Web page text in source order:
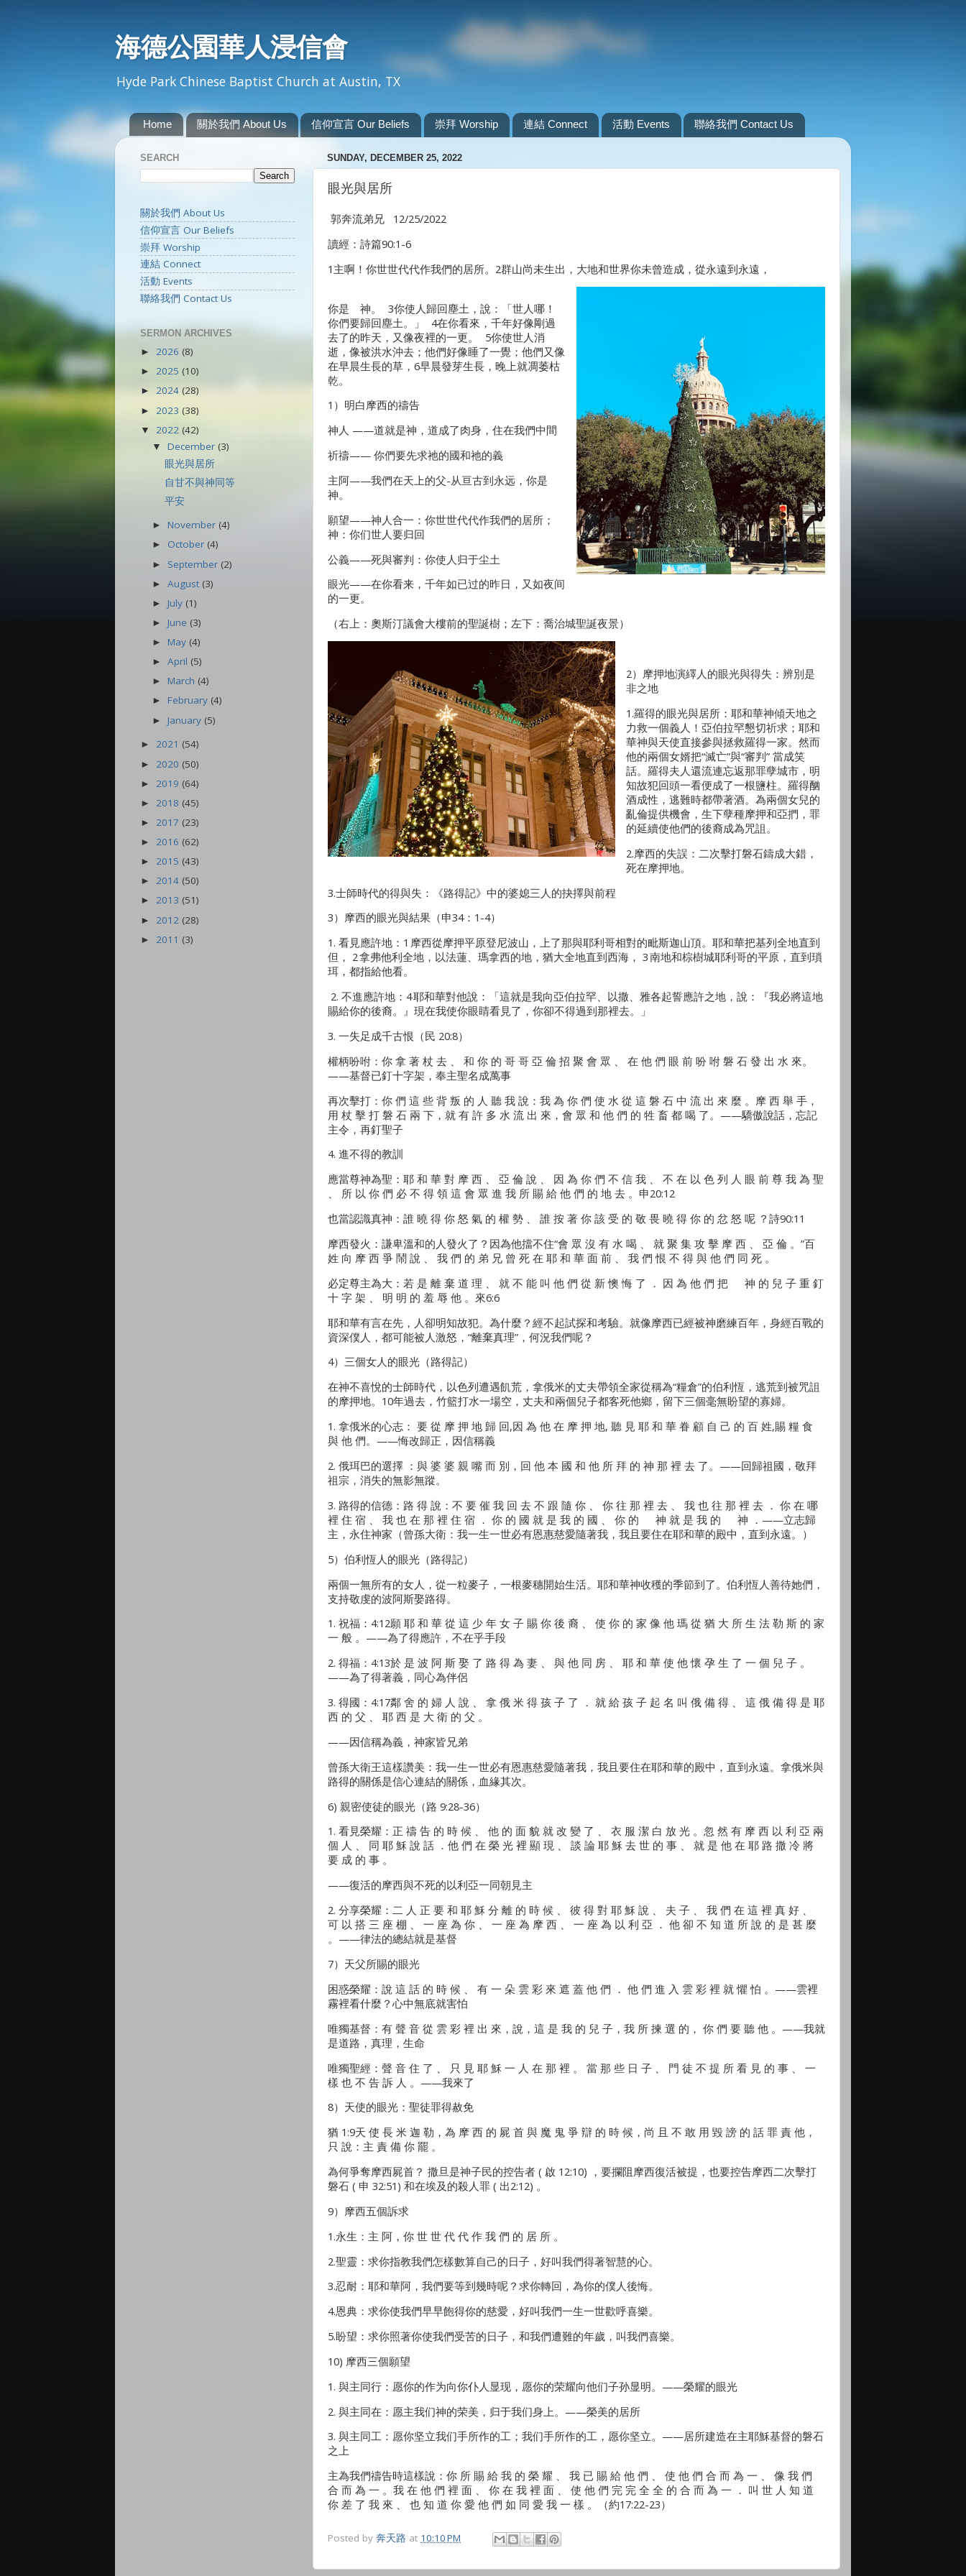
海德公園華人浸信會
Hyde Park Chinese Baptist Church at Austin, TX
Home 關於我們 About Us 信仰宣言 Our Beliefs 崇拜 Worship 連結 Connect 活動 Events 聯絡我們 Contact Us
SUNDAY, DECEMBER 25, 2022
眼光與居所
郭奔流弟兄 12/25/2022
讀經：詩篇90:1-6
1主啊！你世世代代作我們的居所。2群山尚未生出，大地和世界你未曾造成，從永遠到永遠，
你是 神。 3你使人歸回塵土，說：「世人哪！
你們要歸回塵土。」 4在你看來，千年好像剛過
去了的昨天，又像夜裡的一更。 5你使世人消
逝，像被洪水沖去；他們好像睡了一覺；他們又像
在早晨生長的草，6早晨發芽生長，晚上就凋萎枯
乾。
1）明白摩西的禱告
神人 ——道就是神，道成了肉身，住在我們中間
祈禱—— 你們要先求祂的國和祂的義
主阿——我們在天上的父-从亘古到永远，你是
神。
願望——神人合一：你世世代代作我們的居所；
神：你们世人要归回
公義——死與審判：你使人归于尘土
眼光——在你看来，千年如已过的昨日，又如夜间
的一更。
（右上：奧斯汀議會大樓前的聖誕樹；左下：喬治城聖誕夜景）
2）摩押地演繹人的眼光與得失：辨別是
非之地
1.羅得的眼光與居所：耶和華神傾天地之
力救一個義人！亞伯拉罕懇切祈求；耶和
華神與天使直接參與拯救羅得一家。然而
他的兩個女婿把“滅亡”與“審判” 當成笑
話。羅得夫人還流連忘返那罪孽城市，明
知故犯回頭一看便成了一根鹽柱。羅得酗
酒成性，逃難時都帶著酒。為兩個女兒的
亂倫提供機會，生下孽種摩押和亞捫，罪
的延續使他們的後裔成為咒詛。
2.摩西的失誤：二次擊打磐石鑄成大錯，
死在摩押地。
3.士師時代的得與失：《路得記》中的婆媳三人的抉擇與前程
3）摩西的眼光與結果（申34：1-4）
1. 看見應許地：1 摩西從摩押平原登尼波山，上了那與耶利哥相對的毗斯迦山頂。耶和華把基列全地直到
但， 2 拿弗他利全地，以法蓮、瑪拿西的地，猶大全地直到西海， 3 南地和棕樹城耶利哥的平原，直到瑣
珥，都指給他看。
2. 不進應許地：4 耶和華對他說：「這就是我向亞伯拉罕、以撒、雅各起誓應許之地，說：『我必將這地
賜給你的後裔。』現在我使你眼睛看見了，你卻不得過到那裡去。」
3. 一失足成千古恨（民 20:8）
權柄吩咐：你 拿 著 杖 去 、 和 你 的 哥 哥 亞 倫 招 聚 會 眾 、 在 他 們 眼 前 吩 咐 磐 石 發 出 水 來。
——基督已釘十字架，奉主聖名成萬事
再次擊打：你 們 這 些 背 叛 的 人 聽 我 說：我 為 你 們 使 水 從 這 磐 石 中 流 出 來 麼 。摩 西 舉 手，
用 杖 擊 打 磐 石 兩 下，就 有 許 多 水 流 出 來，會 眾 和 他 們 的 牲 畜 都 喝 了。——驕傲說話，忘記
主令，再釘聖子
4. 進不得的教訓
應當尊神為聖：耶 和 華 對 摩 西 、 亞 倫 說 、 因 為 你 們 不 信 我 、 不 在 以 色 列 人 眼 前 尊 我 為 聖
、 所 以 你 們 必 不 得 領 這 會 眾 進 我 所 賜 給 他 們 的 地 去 。申20:12
也當認識真神：誰 曉 得 你 怒 氣 的 權 勢 、 誰 按 著 你 該 受 的 敬 畏 曉 得 你 的 忿 怒 呢 ？詩90:11
摩西發火：謙卑溫和的人發火了？因為他擋不住“會 眾 沒 有 水 喝 、 就 聚 集 攻 擊 摩 西 、 亞 倫 。”百
姓 向 摩 西 爭 鬧 說 、 我 們 的 弟 兄 曾 死 在 耶 和 華 面 前 、 我 們 恨 不 得 與 他 們 同 死 。
必定尊主為大：若 是 離 棄 道 理 、 就 不 能 叫 他 們 從 新 懊 悔 了 ． 因 為 他 們 把 神 的 兒 子 重 釘
十 字 架 、 明 明 的 羞 辱 他 。來6:6
耶和華有言在先，人卻明知故犯。為什麼？經不起試探和考驗。就像摩西已經被神磨練百年，身經百戰的
資深僕人，都可能被人激怒，“離棄真理”，何況我們呢？
4）三個女人的眼光（路得記）
在神不喜悅的士師時代，以色列遭遇飢荒，拿俄米的丈夫帶領全家從稱為“糧倉”的伯利恆，逃荒到被咒詛
的摩押地。10年過去，竹籃打水一場空，丈夫和兩個兒子都客死他鄉，留下三個毫無盼望的寡婦。
1. 拿俄米的心志： 要 從 摩 押 地 歸 回,因 為 他 在 摩 押 地, 聽 見 耶 和 華 眷 顧 自 己 的 百 姓,賜 糧 食
與 他 們。——悔改歸正，因信稱義
2. 俄珥巴的選擇 ：與 婆 婆 親 嘴 而 別，回 他 本 國 和 他 所 拜 的 神 那 裡 去 了。——回歸祖國，敬拜
祖宗，消失的無影無蹤。
3. 路得的信德：路 得 說：不 要 催 我 回 去 不 跟 隨 你 、 你 往 那 裡 去 、 我 也 往 那 裡 去 ． 你 在 哪
裡 住 宿 、 我 也 在 那 裡 住 宿 ． 你 的 國 就 是 我 的 國 、 你 的 神 就 是 我 的 神 ．——立志歸
主，永住神家（曾孫大衛：我一生一世必有恩惠慈愛隨著我，我且要住在耶和華的殿中，直到永遠。）
5）伯利恆人的眼光（路得記）
兩個一無所有的女人，從一粒麥子，一根麥穗開始生活。耶和華神收穫的季節到了。伯利恆人善待她們，
支持敬虔的波阿斯娶路得。
1. 祝福：4:12願 耶 和 華 從 這 少 年 女 子 賜 你 後 裔 、 使 你 的 家 像 他 瑪 從 猶 大 所 生 法 勒 斯 的 家
一 般 。——為了得應許，不在乎手段
2. 得福：4:13於 是 波 阿 斯 娶 了 路 得 為 妻 、 與 他 同 房 、 耶 和 華 使 他 懷 孕 生 了 一 個 兒 子 。
——為了得著義，同心為伴侶
3. 得國：4:17鄰 舍 的 婦 人 說 、 拿 俄 米 得 孩 子 了 ． 就 給 孩 子 起 名 叫 俄 備 得 、 這 俄 備 得 是 耶
西 的 父 、 耶 西 是 大 衛 的 父 。
——因信稱為義，神家皆兄弟
曾孫大衛王這樣讚美：我一生一世必有恩惠慈愛隨著我，我且要住在耶和華的殿中，直到永遠。拿俄米與
路得的關係是信心連結的關係，血緣其次。
6) 親密使徒的眼光（路 9:28-36）
1. 看見榮耀：正 禱 告 的 時 候 、 他 的 面 貌 就 改 變 了 、 衣 服 潔 白 放 光 。忽 然 有 摩 西 以 利 亞 兩
個 人 、 同 耶 穌 說 話 ．他 們 在 榮 光 裡 顯 現 、 談 論 耶 穌 去 世 的 事 、 就 是 他 在 耶 路 撒 冷 將
要 成 的 事 。
——復活的摩西與不死的以利亞一同朝見主
2. 分享榮耀：二 人 正 要 和 耶 穌 分 離 的 時 候 、 彼 得 對 耶 穌 說 、 夫 子 、 我 們 在 這 裡 真 好 、
可 以 搭 三 座 棚 、 一 座 為 你 、 一 座 為 摩 西 、 一 座 為 以 利 亞 ． 他 卻 不 知 道 所 說 的 是 甚 麼
。——律法的總結就是基督
7）天父所賜的眼光
困惑榮耀：說 這 話 的 時 候 、 有 一 朵 雲 彩 來 遮 蓋 他 們 ． 他 們 進 入 雲 彩 裡 就 懼 怕 。——雲裡
霧裡看什麼？心中無底就害怕
唯獨基督：有 聲 音 從 雲 彩 裡 出 來，說，這 是 我 的 兒 子，我 所 揀 選 的， 你 們 要 聽 他 。——我就
是道路，真理，生命
唯獨聖經：聲 音 住 了 、 只 見 耶 穌 一 人 在 那 裡 。 當 那 些 日 子 、 門 徒 不 提 所 看 見 的 事 、 一
樣 也 不 告 訴 人 。——我來了
8）天使的眼光：聖徒罪得赦免
猶 1:9天 使 長 米 迦 勒，為 摩 西 的 屍 首 與 魔 鬼 爭 辯 的 時 候，尚 且 不 敢 用 毀 謗 的 話 罪 責 他，
只 說：主 責 備 你 罷 。
為何爭奪摩西屍首？ 撒旦是神子民的控告者 ( 啟 12:10) ，要攔阻摩西復活被提，也要控告摩西二次擊打
磐石 ( 申 32:51) 和在埃及的殺人罪 ( 出2:12) 。
9）摩西五個訴求
1.永生：主 阿，你 世 世 代 代 作 我 們 的 居 所 。
2.聖靈：求你指教我們怎樣數算自己的日子，好叫我們得著智慧的心。
3.忍耐：耶和華阿，我們要等到幾時呢？求你轉回，為你的僕人後悔。
4.恩典：求你使我們早早飽得你的慈愛，好叫我們一生一世歡呼喜樂。
5.盼望：求你照著你使我們受苦的日子，和我們遭難的年歲，叫我們喜樂。
10) 摩西三個願望
1. 與主同行：愿你的作为向你仆人显现，愿你的荣耀向他们子孙显明。——榮耀的眼光
2. 與主同在：愿主我们神的荣美，归于我们身上。——榮美的居所
3. 與主同工：愿你坚立我们手所作的工；我们手所作的工，愿你坚立。——居所建造在主耶穌基督的磐石
之上
主為我們禱告時這樣說：你 所 賜 給 我 的 榮 耀 、 我 已 賜 給 他 們 、 使 他 們 合 而 為 一 、 像 我 們
合 而 為 一 。我 在 他 們 裡 面 、 你 在 我 裡 面 、 使 他 們 完 完 全 全 的 合 而 為 一 ． 叫 世 人 知 道
你 差 了 我 來 、 也 知 道 你 愛 他 們 如 同 愛 我 一 樣 。（約17:22-23）
Posted by 奔天路 at 10:10 PM
SEARCH
關於我們 About Us
信仰宣言 Our Beliefs
崇拜 Worship
連結 Connect
活動 Events
聯絡我們 Contact Us
SERMON ARCHIVES
► 2026 (8)
► 2025 (10)
► 2024 (28)
► 2023 (38)
▼ 2022 (42)
▼December (3)
眼光與居所
自甘不與神同等
平安
► November (4)
► October (4)
► September (2)
►August (3)
► July (1)
► June (3)
► May (4)
►April (5)
► March (4)
► February (4)
► January (5)
► 2021 (54)
► 2020 (50)
► 2019 (64)
► 2018 (45)
► 2017 (23)
► 2016 (62)
► 2015 (43)
► 2014 (50)
► 2013 (51)
► 2012 (28)
► 2011 (3)